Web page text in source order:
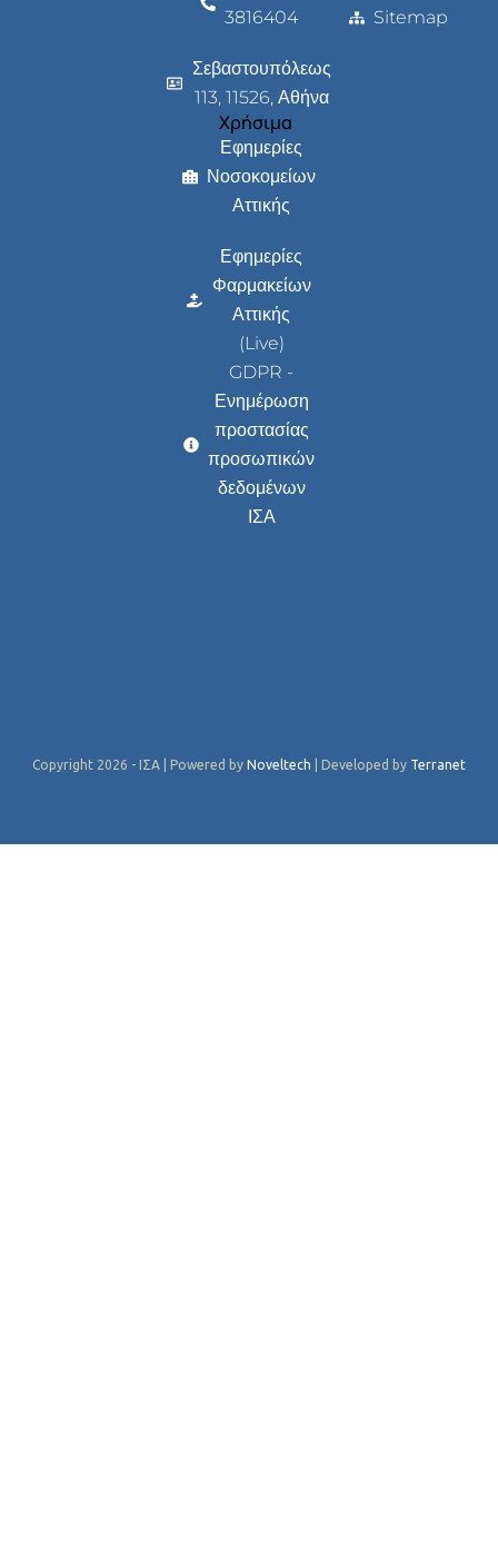
3816404
Σεβαστουπόλεως
113, 11526, Αθήνα
Χρήσιμα
Εφημερίες
Νοσοκομείων
Αττικής
Εφημερίες
Φαρμακείων
Αττικής
(Live)
GDPR -
Ενημέρωση
προστασίας
προσωπικών
δεδομένων
ΙΣΑ
Sitemap
Copyright 2026 - ΙΣΑ | Powered by Noveltech | Developed by Terranet